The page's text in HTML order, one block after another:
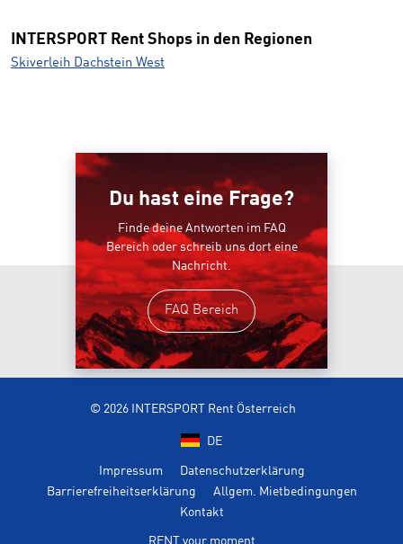
INTERSPORT Rent Shops in den Regionen
Skiverleih Dachstein West
Du hast eine Frage?
Finde deine Antworten im FAQ
Bereich oder schreib uns dort eine
Nachricht.
FAQ Bereich
© 2026 INTERSPORT Rent Österreich
DE
Impressum
Datenschutzerklärung
Barrierefreiheitserklärung
Allgem. Mietbedingungen
Kontakt
RENT your moment